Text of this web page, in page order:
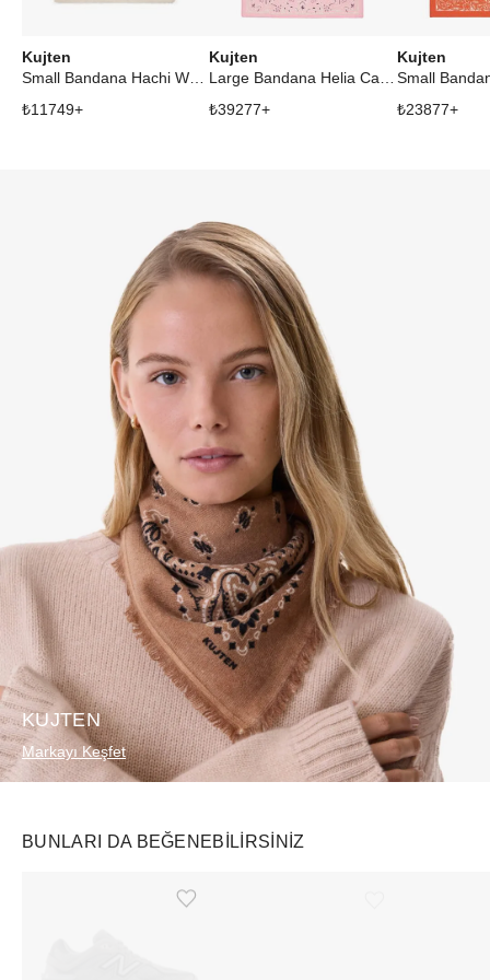
Kujten
₺11749+
Kujten
₺39277+
Kujten
₺23877+
KUJTEN
Markayı Keşfet
BUNLARI DA BEĞENEBILIRSINIZ
Ürünü istek listesine ekle veya listeden çıkar